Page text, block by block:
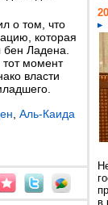
о том, что
которая
бен Ладена.
момент
власти
Аль-Каида
в